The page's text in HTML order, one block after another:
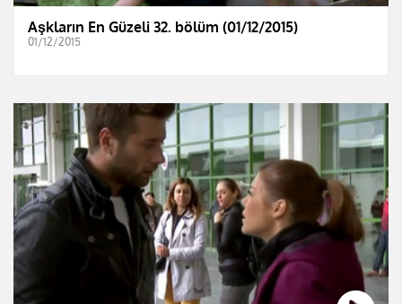
Aşkların En Güzeli 32. bölüm (01/12/2015)
01/12/2015